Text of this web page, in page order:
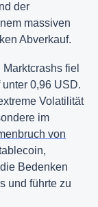
der
massiven
Abverkauf.
fiel
0,96 USD.
Volatilität
im
von
Bedenken
und führte zu